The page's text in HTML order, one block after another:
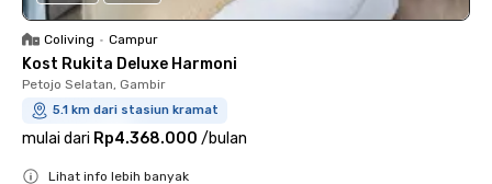
Coliving • Campur
Kost Rukita Deluxe Harmoni
Petojo Selatan, Gambir
5.1 km dari stasiun kramat
mulai dari Rp4.368.000 /bulan
Lihat info lebih banyak